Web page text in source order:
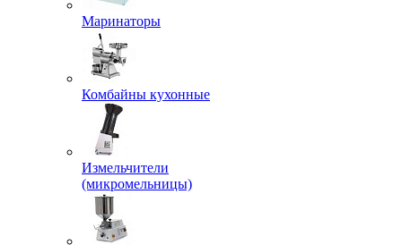
Маринаторы
Комбайны кухонные
Измельчители
(микромельницы)